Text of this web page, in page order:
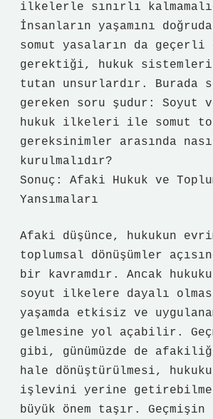
ilkelerle sınırlı
İnsanların yaşamını
somut yasaların da geçerli
gerektiği, hukuk
tutan unsurlardır. Burada
gereken soru şudur: Soyut
hukuk ilkeleri ile somut
gereksinimler arasında
kurulmalıdır?
Sonuç: Afaki Hukuk ve
Yansımaları
Afaki düşünce, hukukun
toplumsal dönüşümler
bir kavramdır. Ancak
soyut ilkelere dayalı
yaşamda etkisiz ve
gelmesine yol açabilir.
gibi, günümüzde de
hale dönüştürülmesi,
işlevini yerine
büyük önem taşır. Geçmişin